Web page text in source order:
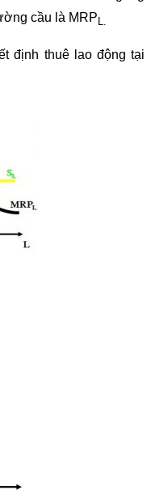
cầu là MRP L.
định thuê lao động tại